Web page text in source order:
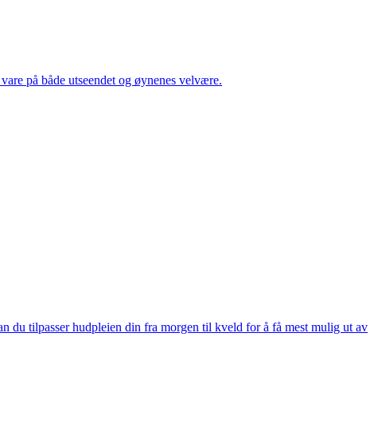
på både utseendet og øynenes velvære.
du tilpasser hudpleien din fra morgen til kveld for å få mest mulig ut av